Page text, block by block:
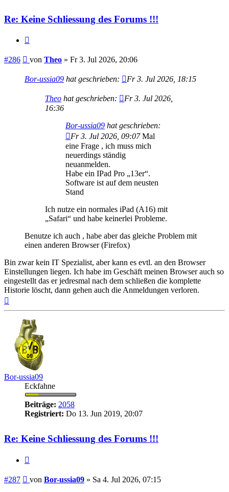
Re: Keine Schliessung des Forums !!!
#286 Beitrag
von Theo » Fr 3. Jul 2026, 20:06
Bor-ussia09 hat geschrieben: Fr 3. Jul 2026, 18:15
Theo hat geschrieben:
Fr 3. Jul 2026,
16:36
Bor-ussia09 hat geschrieben:
Fr 3. Jul 2026, 09:07Mal
eine Frage , ich muss mich
neuerdings ständig
neuanmelden.
Habe ein IPad Pro „13er“.
Software ist auf dem neusten
Stand
Ich nutze ein normales iPad (A16) mit
„Safari“ und habe keinerlei Probleme.
Benutze ich auch , habe aber das gleiche Problem mit
einen anderen Browser (Firefox)
Bin zwar kein IT Spezialist, aber kann es evtl. an den Browser
Einstellungen liegen. Ich habe im Geschäft meinen Browser auch so
eingestellt das er jedresmal nach dem schließen die komplette
Historie löscht, dann gehen auch die Anmeldungen verloren.
oben
Bor-ussia09
Eckfahne
Beiträge: 2058
Registriert: Do 13. Jun 2019, 20:07
Re: Keine Schliessung des Forums !!!
#287 Beitrag
von Bor-ussia09 » Sa 4. Jul 2026, 07:15